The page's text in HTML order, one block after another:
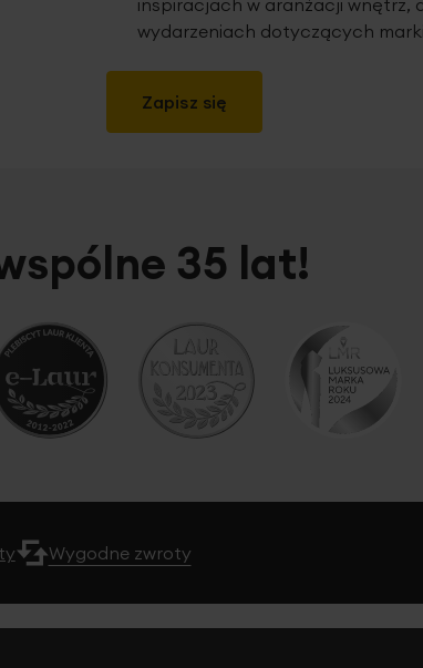
Zapisz się
wydarzeniach dotyczących
35 lat!
Wygodne zwroty